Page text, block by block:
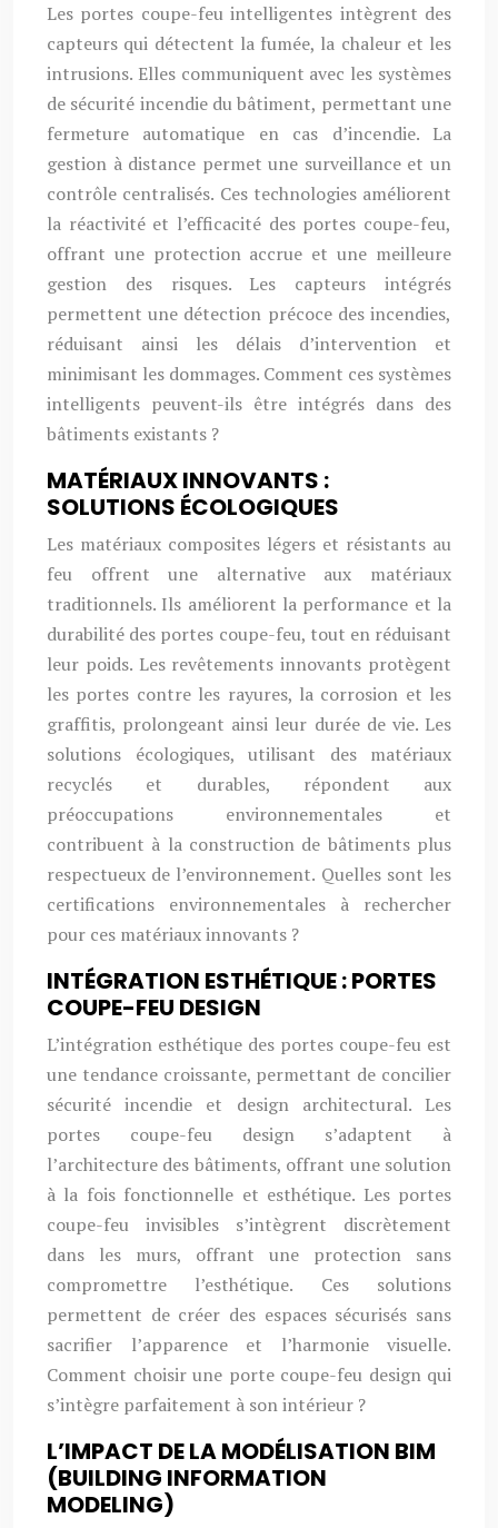
Les portes coupe-feu intelligentes intègrent des
capteurs qui détectent la fumée, la chaleur et les
intrusions. Elles communiquent avec les systèmes
de sécurité incendie du bâtiment, permettant une
fermeture automatique en cas d’incendie. La
gestion à distance permet une surveillance et un
contrôle centralisés. Ces technologies améliorent
la réactivité et l’efficacité des portes coupe-feu,
offrant une protection accrue et une meilleure
gestion des risques. Les capteurs intégrés
permettent une détection précoce des incendies,
réduisant ainsi les délais d’intervention et
minimisant les dommages. Comment ces systèmes
intelligents peuvent-ils être intégrés dans des
bâtiments existants ?
MATÉRIAUX INNOVANTS :
SOLUTIONS ÉCOLOGIQUES
Les matériaux composites légers et résistants au
feu offrent une alternative aux matériaux
traditionnels. Ils améliorent la performance et la
durabilité des portes coupe-feu, tout en réduisant
leur poids. Les revêtements innovants protègent
les portes contre les rayures, la corrosion et les
graffitis, prolongeant ainsi leur durée de vie. Les
solutions écologiques, utilisant des matériaux
recyclés et durables, répondent aux
préoccupations environnementales et
contribuent à la construction de bâtiments plus
respectueux de l’environnement. Quelles sont les
certifications environnementales à rechercher
pour ces matériaux innovants ?
INTÉGRATION ESTHÉTIQUE : PORTES
COUPE-FEU DESIGN
L’intégration esthétique des portes coupe-feu est
une tendance croissante, permettant de concilier
sécurité incendie et design architectural. Les
portes coupe-feu design s’adaptent à
l’architecture des bâtiments, offrant une solution
à la fois fonctionnelle et esthétique. Les portes
coupe-feu invisibles s’intègrent discrètement
dans les murs, offrant une protection sans
compromettre l’esthétique. Ces solutions
permettent de créer des espaces sécurisés sans
sacrifier l’apparence et l’harmonie visuelle.
Comment choisir une porte coupe-feu design qui
s’intègre parfaitement à son intérieur ?
L’IMPACT DE LA MODÉLISATION BIM
(BUILDING INFORMATION
MODELING)